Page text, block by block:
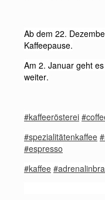
Ab dem 22.
Kaffeepause.
Am 2. Januar geht
weiter.
#kaffeerösterei
#spezialitätenkaffee
#espresso
#kaffee